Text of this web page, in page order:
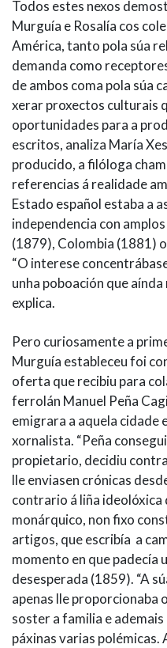
Todos estes nexos
Murguía e Rosalía cos
América, tanto pola súa
demanda como
de ambos coma pola súa
xerar proxectos culturais
oportunidades para a
escritos, analiza María
producido, a filóloga
referencias á realidade
Estado español estaba a
independencia con
(1879), Colombia (1881)
“O interese
unha poboación que aínda
explica.
Pero curiosamente a
Murguía estableceu foi
oferta que recibiu para
ferrolán Manuel Peña
emigrara a aquela cidade
xornalista. “Peña
propietario, decidiu
lle enviasen crónicas
contrario á liña
monárquico, non fixo
artigos, que escribía a
momento en que padecía
desesperada (1859). “A
apenas lle proporcionaba
soster a familia e
páxinas varias